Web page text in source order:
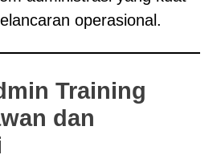
operasional.
Training
dan